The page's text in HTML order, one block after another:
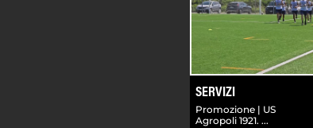
SERVIZI
Promozione | US
Agropoli 1921. ...